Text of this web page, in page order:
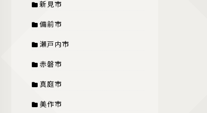
新見市
備前市
瀬戸内市
赤磐市
真庭市
美作市